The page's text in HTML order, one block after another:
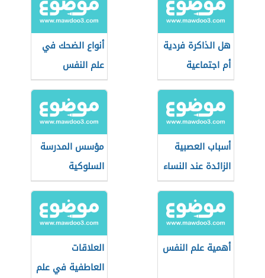
هل الذاكرة فردية
أم اجتماعية
أنواع الضحك في
علم النفس
أسباب العصبية
الزائدة عند النساء
مؤسس المدرسة
السلوكية
أهمية علم النفس
العلاقات
العاطفية في علم